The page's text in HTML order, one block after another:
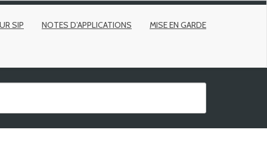
SIP NOTES D’APPLICATIONS MISE EN GARDE